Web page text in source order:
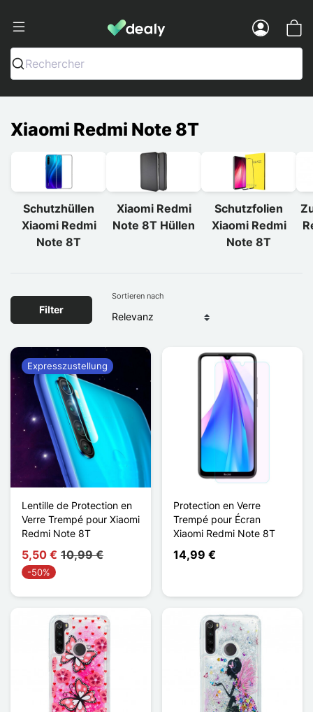
Dealy - Hüllen und Zubehör für
Rechercher
Xiaomi Redmi Note 8T
Schutzhüllen
Xiaomi Redmi
Note 8T
Xiaomi Redmi
Note 8T Hüllen
Schutzfolien
Xiaomi Redmi
Note 8T
Filter
Sortieren nach
Lentille de Protection en
Verre Trempé pour Xiaomi
Redmi Note 8T
5,50 € 10,99 €
-50%
Expresszustellung
Protection en Verre
Trempé pour Écran
Xiaomi Redmi Note 8T
14,99 €